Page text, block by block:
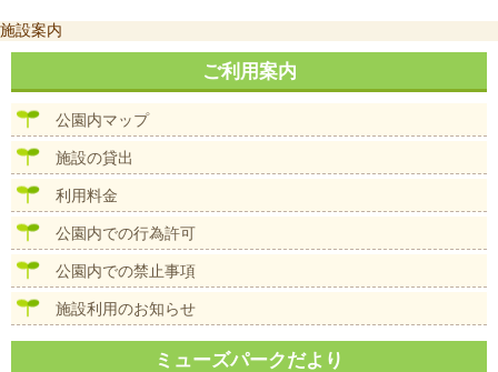
投
稿
ビ
施設案内
ご利用案内
公園内マップ
施設の貸出
利用料金
公園内での行為許可
公園内での禁止事項
施設利用のお知らせ
ミューズパークだより